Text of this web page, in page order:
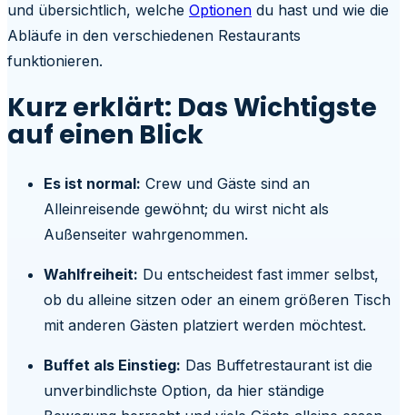
und übersichtlich, welche Optionen du hast und wie die
Abläufe in den verschiedenen Restaurants
funktionieren.
Kurz erklärt: Das Wichtigste
auf einen Blick
Es ist normal: Crew und Gäste sind an
Alleinreisende gewöhnt; du wirst nicht als
Außenseiter wahrgenommen.
Wahlfreiheit: Du entscheidest fast immer selbst,
ob du alleine sitzen oder an einem größeren Tisch
mit anderen Gästen platziert werden möchtest.
Buffet als Einstieg: Das Buffetrestaurant ist die
unverbindlichste Option, da hier ständige